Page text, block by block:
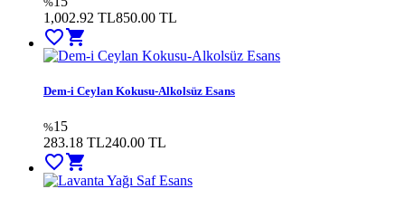
1,002.92 TL850.00 TL
favorite_bordershopping_cart
Dem-i Ceylan Kokusu-Alkolsüz Esans
%15
283.18 TL240.00 TL
favorite_bordershopping_cart